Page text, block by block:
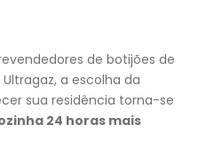
de botijões de
a escolha da
sua residência torna-se
24 horas mais